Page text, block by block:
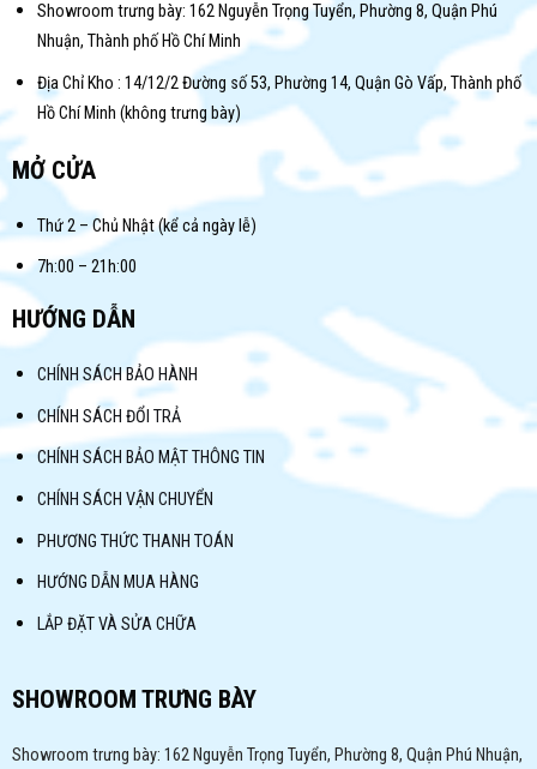
Showroom trưng bày: 162 Nguyễn Trọng Tuyển, Phường 8, Quận Phú
Nhuận, Thành phố Hồ Chí Minh
Địa Chỉ Kho : 14/12/2 Đường số 53, Phường 14, Quận Gò Vấp, Thành phố
Hồ Chí Minh (không trưng bày)
MỞ CỬA
Thứ 2 – Chủ Nhật (kể cả ngày lễ)
7h:00 – 21h:00
HƯỚNG DẪN
CHÍNH SÁCH BẢO HÀNH
CHÍNH SÁCH ĐỔI TRẢ
CHÍNH SÁCH BẢO MẬT THÔNG TIN
CHÍNH SÁCH VẬN CHUYỂN
PHƯƠNG THỨC THANH TOÁN
HƯỚNG DẪN MUA HÀNG
LẮP ĐẶT VÀ SỬA CHỮA
SHOWROOM TRƯNG BÀY
Showroom trưng bày: 162 Nguyễn Trọng Tuyển, Phường 8, Quận Phú Nhuận,